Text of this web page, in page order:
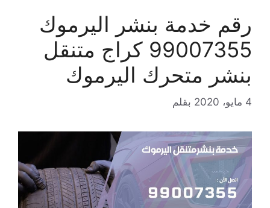
رقم خدمة بنشر اليرموك
99007355 كراج متنقل
بنشر متحرك اليرموك
4 مايو، 2020 بقلم